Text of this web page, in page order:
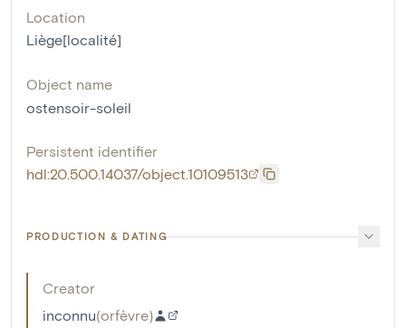
Location
Liège[localité]
Object name
ostensoir-soleil
Persistent identifier
hdl:20.500.14037/object.10109513
PRODUCTION & DATING
Creator
inconnu(orfèvre)